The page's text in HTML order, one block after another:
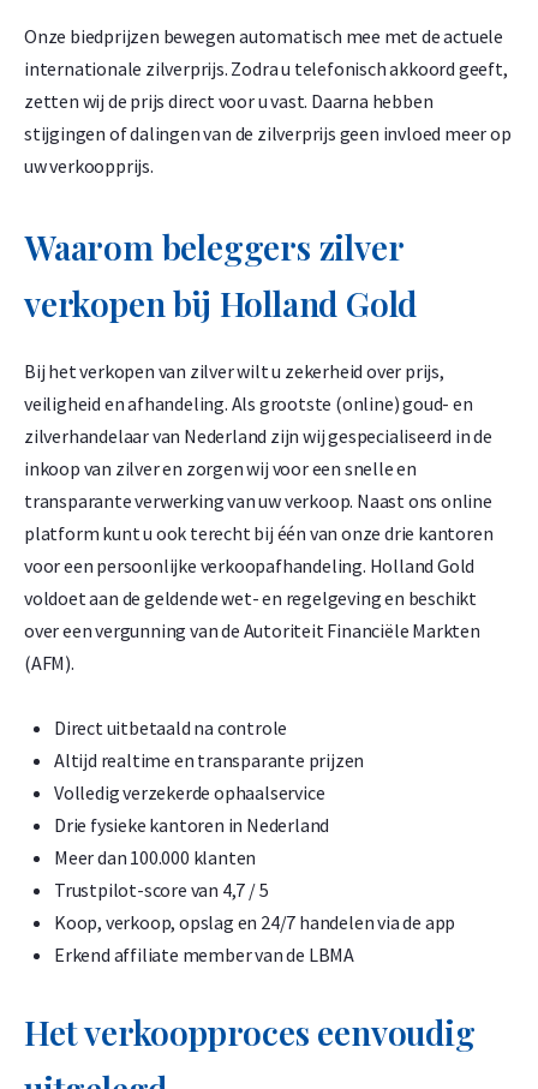
C. Hafner 100 gram goudbaar
1,50% onder spot
- +
C. Hafner 100 gram goudbaar - casted
1,50% onder spot
- +
€11.896,60
C. Hafner 250 gram goudbaar
1,50% onder spot
- +
€29.741,51
1,50% onder spot
- +
59.483,02
C. Hafner 1 kilogram goudbaar
1,50% onder spot
€ 118.966,
Onze biedprijzen bewegen automatisch mee met de actuele
internationale zilverprijs. Zodra u telefonisch akkoord geeft,
zetten wij de prijs direct voor u vast. Daarna hebben
stijgingen of dalingen van de zilverprijs geen invloed meer op
uw verkoopprijs.
Waarom beleggers zilver
verkopen bij Holland Gold
Bij het verkopen van zilver wilt u zekerheid over prijs,
veiligheid en afhandeling. Als grootste (online) goud- en
zilverhandelaar van Nederland zijn wij gespecialiseerd in de
inkoop van zilver en zorgen wij voor een snelle en
transparante verwerking van uw verkoop. Naast ons online
platform kunt u ook terecht bij één van onze drie kantoren
voor een persoonlijke verkoopafhandeling. Holland Gold
voldoet aan de geldende wet- en regelgeving en beschikt
over een vergunning van de Autoriteit Financiële Markten
(AFM).
Direct uitbetaald na controle
Altijd realtime en transparante prijzen
Volledig verzekerde ophaalservice
Drie fysieke kantoren in Nederland
Meer dan 100.000 klanten
Trustpilot-score van 4,7 / 5
Koop, verkoop, opslag en 24/7 handelen via de app
Erkend affiliate member van de LBMA
Het verkoopproces eenvoudig